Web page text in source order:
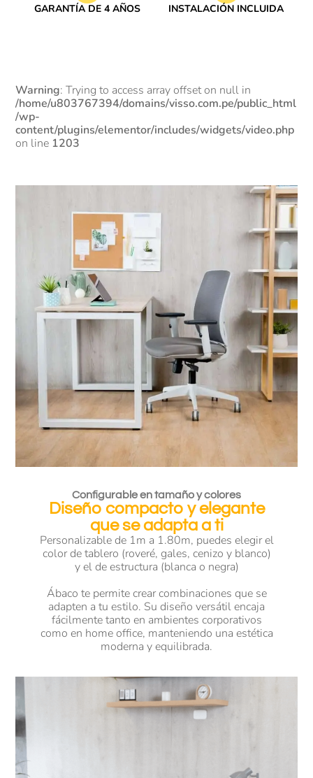
GARANTÍA DE 4 AÑOS INSTALACIÓN INCLUIDA
Warning: Trying to access array offset on null in
/home/u803767394/domains/visso.com.pe/public_html
/wp-
content/plugins/elementor/includes/widgets/video.php
on line 1203
Configurable en tamaño y colores
Diseño compacto y elegante
que se adapta a ti
Personalizable de 1m a 1.80m, puedes elegir el
color de tablero (roveré, gales, cenizo y blanco)
y el de estructura (blanca o negra)
Ábaco te permite crear combinaciones que se
adapten a tu estilo. Su diseño versátil encaja
fácilmente tanto en ambientes corporativos
como en home office, manteniendo una estética
moderna y equilibrada.